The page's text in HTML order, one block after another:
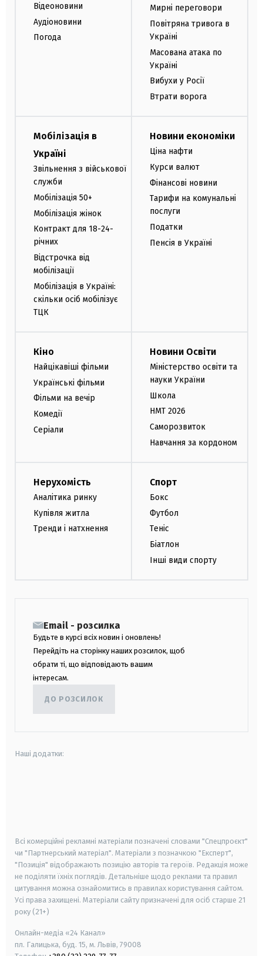
Відеоновини
Аудіоновини
Погода
Мирні переговори
Повітряна тривога в
Україні
Масована атака по
Україні
Вибухи у Росії
Втрати ворога
Мобілізація в
Україні
Звільнення з військової
служби
Мобілізація 50+
Мобілізація жінок
Контракт для 18-24-
річних
Відстрочка від
мобілізації
Мобілізація в Україні:
скільки осіб мобілізує
ТЦК
Новини економіки
Ціна нафти
Курси валют
Фінансові новини
Тарифи на комунальні
послуги
Податки
Пенсія в Україні
Кіно
Найцікавіші фільми
Українські фільми
Фільми на вечір
Комедії
Серіали
Новини Освіти
Міністерство освіти та
науки України
Школа
НМТ 2026
Саморозвиток
Навчання за кордоном
Нерухомість
Аналітика ринку
Купівля житла
Тренди і натхнення
Спорт
Бокс
Футбол
Теніс
Біатлон
Інші види спорту
Email - розсилка
Будьте в курсі всіх новин і оновлень!
Перейдіть на сторінку наших розсилок, щоб
обрати ті, що відповідають вашим
інтересам.
ДО РОЗСИЛОК
Наші додатки:
Всі комерційні рекламні матеріали позначені словами "Спецпроєкт"
чи "Партнерський матеріал". Матеріали з позначкою "Експерт",
"Позиція" відображають позицію авторів та героїв. Редакція може
не поділяти їхніх поглядів. Детальніше щодо реклами та правил
цитування можна ознайомитись в правилах користування сайтом.
Усі права захищені. Матеріали сайту призначені для осіб старше 21
року (21+)
Онлайн-медіа «24 Канал»
пл. Галицька, буд. 15, м. Львів, 79008